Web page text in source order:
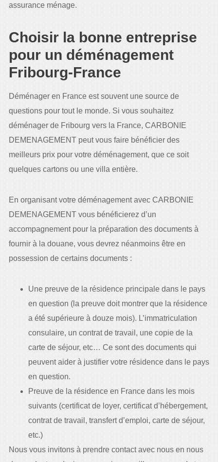
assurance ménage.
Choisir la bonne entreprise
pour un déménagement
Fribourg-France
Déménager en France est souvent une source de
questions pour tout le monde. Si vous souhaitez
déménager de Fribourg vers la France, CARBONIE
DEMENAGEMENT peut vous faire bénéficier des
meilleurs prix pour votre déménagement, que ce soit
quelques cartons ou une villa entière.
En organisant votre déménagement avec CARBONIE
DEMENAGEMENT vous bénéficierez d’un
accompagnement pour la préparation des documents à
fournir à la douane, vous devrez néanmoins être en
possession de certains documents :
Une preuve de la résidence principale dans le pays
en question (la preuve doit montrer que la résidence
a été supérieure à douze mois). L’immatriculation
consulaire, un contrat de travail, une copie de la
carte de séjour, etc… Ce sont des documents qui
peuvent aider à justifier votre résidence dans le pays
en question.
Preuve de la résidence en France dans les mois
suivants (certificat de loyer, certificat d’hébergement,
contrat de travail, transfert d’emploi, carte de séjour,
etc.)
Nous vous invitons à prendre contact avec nous en nous